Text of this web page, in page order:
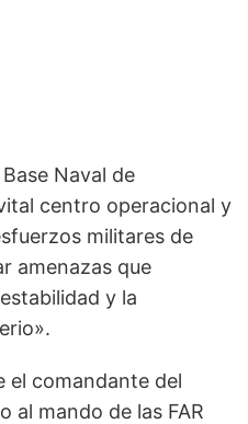
Naval de
centro operacional y
militares de
amenazas que
y la
el comandante del
al mando de las FAR